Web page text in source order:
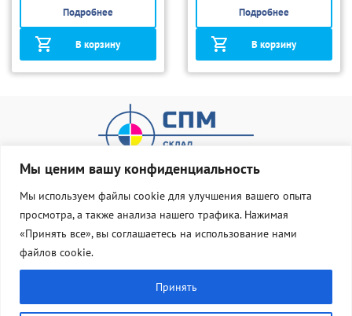
Мы ценим вашу конфиденциальность
Мы используем файлы cookie для улучшения вашего опыта
просмотра, а также анализа нашего трафика. Нажимая
«Принять все», вы соглашаетесь на использование нами
файлов cookie.
Принять
Подробнее
В корзину
Подробнее
В корзину
О нас
Оплата и доставка
Статус Груза
Контакты